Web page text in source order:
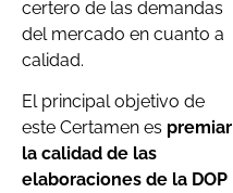
certero de las demandas
del mercado en cuanto a
calidad.
El principal objetivo de
este Certamen es premiar
la calidad de las
elaboraciones de la DOP